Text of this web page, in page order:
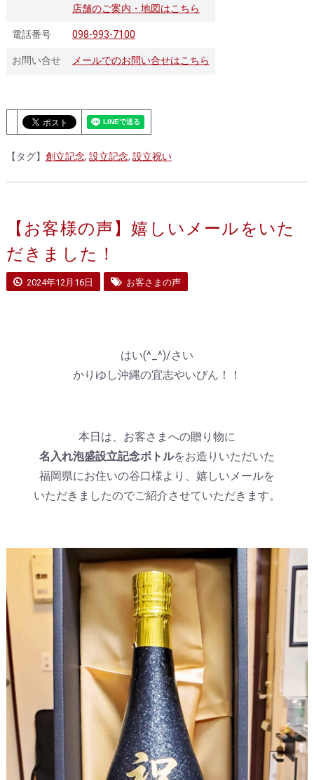
店舗のご案内・地図はこちら
電話番号 098-993-7100
お問い合せ メールでのお問い合せはこちら
【タグ】 創立記念, 設立記念, 設立祝い
【お客様の声】嬉しいメールをいた
だきました！
2024年12月16日 お客さまの声
はい(^_^)/さい
かりゆし沖縄の宜志やいびん！！
本日は、お客さまへの贈り物に
名入れ泡盛設立記念ボトルをお造りいただいた
福岡県にお住いの谷口様より、嬉しいメールを
いただきましたのでご紹介させていただきます。